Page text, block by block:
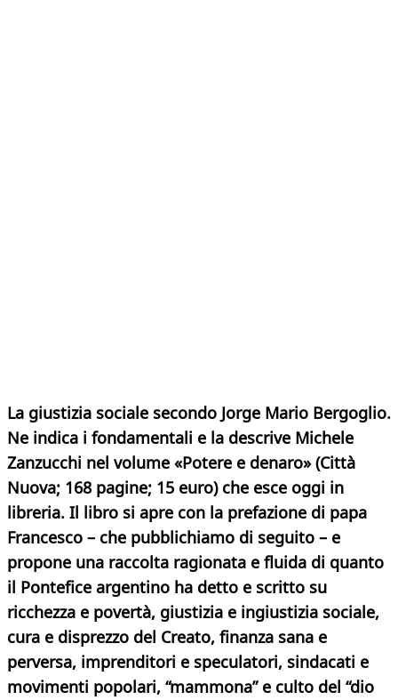
La giustizia sociale secondo Jorge Mario Bergoglio.
Ne indica i fondamentali e la descrive Michele
Zanzucchi nel volume «Potere e denaro» (Città
Nuova; 168 pagine; 15 euro) che esce oggi in
libreria. Il libro si apre con la prefazione di papa
Francesco – che pubblichiamo di seguito – e
propone una raccolta ragionata e fluida di quanto
il Pontefice argentino ha detto e scritto su
ricchezza e povertà, giustizia e ingiustizia sociale,
cura e disprezzo del Creato, finanza sana e
perversa, imprenditori e speculatori, sindacati e
movimenti popolari, “mammona” e culto del “dio